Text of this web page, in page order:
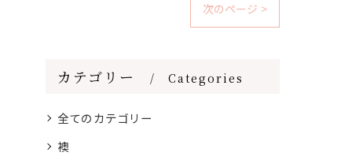
次のページ >
カテゴリー Categories
全てのカテゴリー
襖